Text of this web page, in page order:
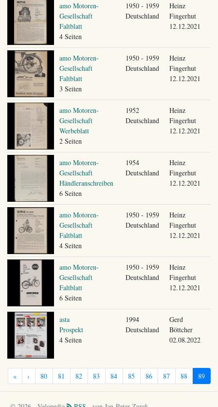
amo Motoren-
Gesellschaft
Faltblatt
4 Seiten
1950 - 1959
Deutschland
Heinz
Fingerhut
12.12.2021
amo Motoren-
Gesellschaft
Faltblatt
3 Seiten
1950 - 1959
Deutschland
Heinz
Fingerhut
12.12.2021
amo Motoren-
Gesellschaft
Werbeblatt
2 Seiten
1952
Deutschland
Heinz
Fingerhut
12.12.2021
amo Motoren-
Gesellschaft
Händleranschreiben
6 Seiten
1954
Deutschland
Heinz
Fingerhut
12.12.2021
amo Motoren-
Gesellschaft
Faltblatt
4 Seiten
1950 - 1959
Deutschland
Heinz
Fingerhut
12.12.2021
amo Motoren-
Gesellschaft
Faltblatt
6 Seiten
1950 - 1959
Deutschland
Heinz
Fingerhut
12.12.2021
asta
Prospekt
4 Seiten
1994
Deutschland
Gerd
Böttcher
02.08.2022
« ‹ 80 81 82 83 84 85 86 87 88 89